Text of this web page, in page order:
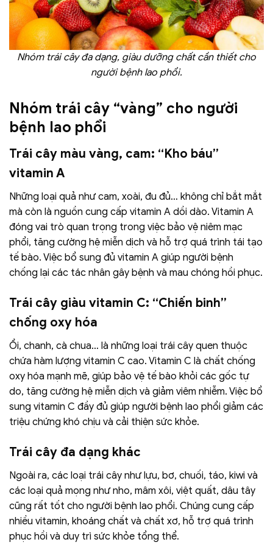
Nhóm trái cây đa dạng, giàu dưỡng chất cần thiết cho
người bệnh lao phổi.
Nhóm trái cây “vàng” cho người
bệnh lao phổi
Trái cây màu vàng, cam: “Kho báu”
vitamin A
Những loại quả như cam, xoài, đu đủ… không chỉ bắt mắt
mà còn là nguồn cung cấp vitamin A dồi dào. Vitamin A
đóng vai trò quan trọng trong việc bảo vệ niêm mạc
phổi, tăng cường hệ miễn dịch và hỗ trợ quá trình tái tạo
tế bào. Việc bổ sung đủ vitamin A giúp người bệnh
chống lại các tác nhân gây bệnh và mau chóng hồi phục.
Trái cây giàu vitamin C: “Chiến binh”
chống oxy hóa
Ổi, chanh, cà chua… là những loại trái cây quen thuộc
chứa hàm lượng vitamin C cao. Vitamin C là chất chống
oxy hóa mạnh mẽ, giúp bảo vệ tế bào khỏi các gốc tự
do, tăng cường hệ miễn dịch và giảm viêm nhiễm. Việc bổ
sung vitamin C đầy đủ giúp người bệnh lao phổi giảm các
triệu chứng khó chịu và cải thiện sức khỏe.
Trái cây đa dạng khác
Ngoài ra, các loại trái cây như lựu, bơ, chuối, táo, kiwi và
các loại quả mọng như nho, mâm xôi, việt quất, dâu tây
cũng rất tốt cho người bệnh lao phổi. Chúng cung cấp
nhiều vitamin, khoáng chất và chất xơ, hỗ trợ quá trình
phục hồi và duy trì sức khỏe tổng thể.